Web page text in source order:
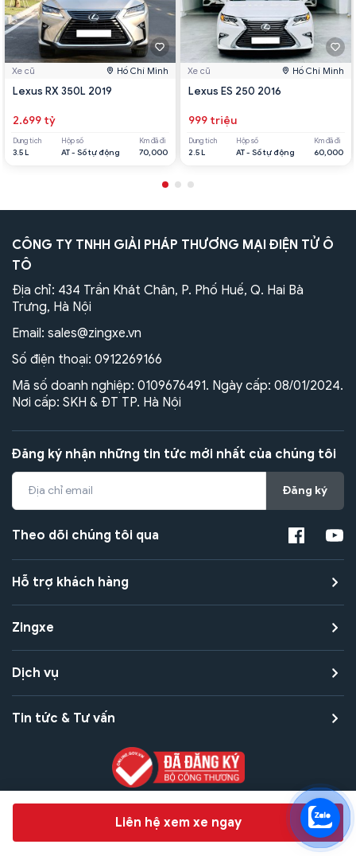
Chat hỗ trợ
Liên hệ xem xe ngay
Xe cũ Hồ Chí Minh
Lexus RX 350L 2019
2.699 tỷ
Dung tích
3.5 L
Hộp số
AT - Số tự động
Km đã đi
70,000
Xe cũ Hồ Chí Minh
Lexus ES 250 2016
999 triệu
Dung tích
2.5 L
Hộp số
AT - Số tự động
Km đã đi
60,000
CÔNG TY TNHH GIẢI PHÁP THƯƠNG MẠI ĐIỆN TỬ Ô
TÔ
Địa chỉ: 434 Trần Khát Chân, P. Phố Huế, Q. Hai Bà
Trưng, Hà Nội
Email: sales@zingxe.vn
Số điện thoại: 0912269166
Mã số doanh nghiệp: 0109676491. Ngày cấp: 08/01/2024.
Nơi cấp: SKH & ĐT TP. Hà Nội
Đăng ký nhận những tin tức mới nhất của chúng tôi
Đăng ký
Theo dõi chúng tôi qua
Hỗ trợ khách hàng
Zingxe
Dịch vụ
Tin tức & Tư vấn
Bảo mật quyền riêng tư
Điều khoản sử dụng